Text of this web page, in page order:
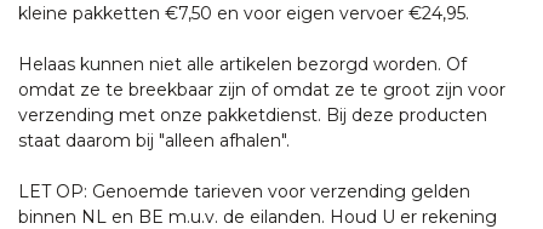
kleine pakketten €7,50 en voor eigen vervoer €24,95.
Helaas kunnen niet alle artikelen bezorgd worden. Of
omdat ze te breekbaar zijn of omdat ze te groot zijn voor
verzending met onze pakketdienst. Bij deze producten
staat daarom bij "alleen afhalen".
LET OP: Genoemde tarieven voor verzending gelden
binnen NL en BE m.u.v. de eilanden. Houd U er rekening